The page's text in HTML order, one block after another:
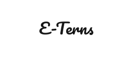
E-Terns